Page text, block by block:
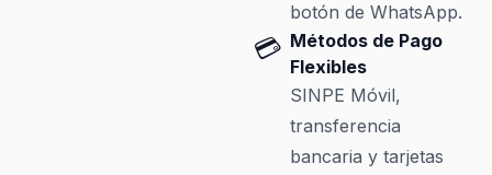
botón de WhatsApp.
💳 Métodos de Pago
Flexibles
SINPE Móvil,
transferencia
bancaria y tarjetas